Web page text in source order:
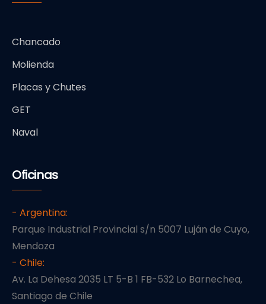
Chancado
Molienda
Placas y Chutes
GET
Naval
Oficinas
- Argentina:
Parque Industrial Provincial s/n 5007 Luján de Cuyo,
Mendoza
- Chile:
Av. La Dehesa 2035 LT 5-B 1 FB-532 Lo Barnechea,
Santiago de Chile